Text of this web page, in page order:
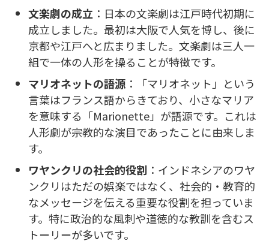
文楽劇の成立 ：日本の文楽劇は江戸時代初期に
成立しました。最初は大阪で人気を博し、後に
京都や江戸へと広まりました。文楽劇は三人一
組で一体の人形を操ることが特徴です。
マリオネットの語源 ：「マリオネット」という
言葉はフランス語からきており、小さなマリア
を意味する「Marionette」が語源です。これは
人形劇が宗教的な演目であったことに由来しま
す。
ワヤンクリの社会的役割 ：インドネシアのワヤ
ンクリはただの娯楽ではなく、社会的・教育的
なメッセージを伝える重要な役割を担っていま
す。特に政治的な風刺や道徳的な教訓を含むス
トーリーが多いです。